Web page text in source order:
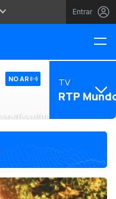
Entrar
NO AR TV
RTP